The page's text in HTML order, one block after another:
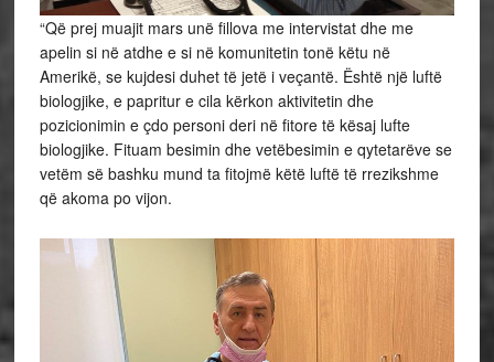
“Që prej muajit mars unë fillova me intervistat dhe me
apelin si në atdhe e si në komunitetin tonë këtu në
Amerikë, se kujdesi duhet të jetë i veçantë. Është një luftë
biologjike, e papritur e cila kërkon aktivitetin dhe
pozicionimin e çdo personi deri në fitore të kësaj lufte
biologjike. Fituam besimin dhe vetëbesimin e qytetarëve se
vetëm së bashku mund ta fitojmë këtë luftë të rrezikshme
që akoma po vijon.